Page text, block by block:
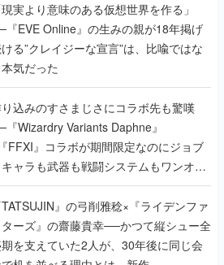
現実より意味のある仮想世界を作る」
『EVE Online』の生みの親が18年掲げ
る”クレイジーな宣言”は、比喩ではな
本気だった
込みのすさまじさにコラボ先も驚嘆
『Wizardry Variants Daphne』
FFXI』コラボが期間限定なのにジョブ
キャラも武器も戦闘システムもワンオフ
り込まれた理由を両ディレクターに聞
TATSUJIN』の弓削雅稔×『ライデンファ
ーズ』の齋藤貴幸──かつて縦シュー全
を支えていた2人が、30年後に同じ会